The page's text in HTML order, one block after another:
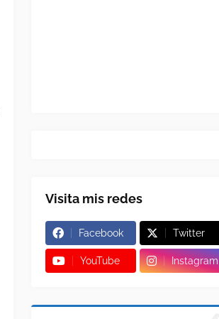
Visita mis redes
Facebook Twitter
YouTube Instagram